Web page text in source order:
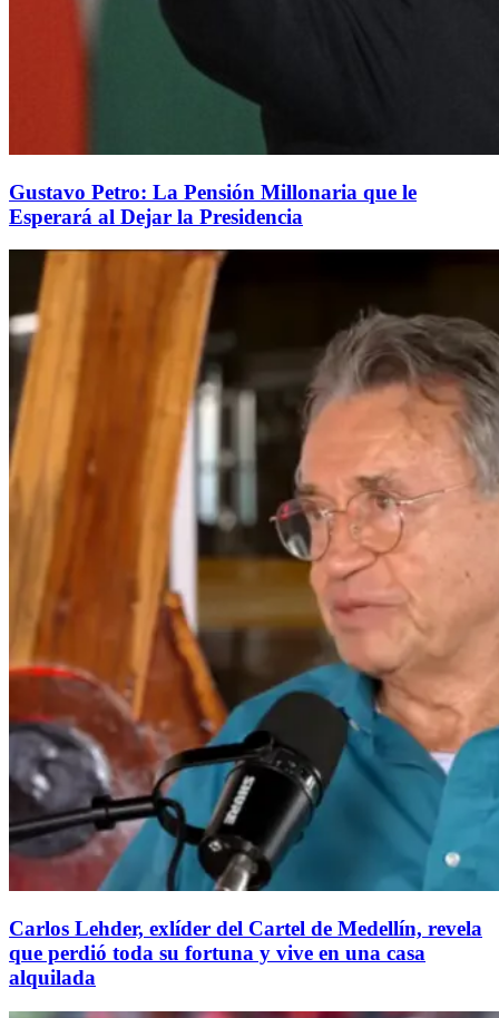
Gustavo Petro: La Pensión Millonaria que le
Esperará al Dejar la Presidencia
Carlos Lehder, exlíder del Cartel de Medellín, revela
que perdió toda su fortuna y vive en una casa
alquilada